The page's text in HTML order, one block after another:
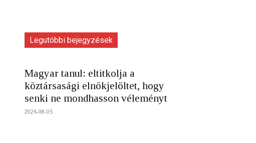
Legutóbbi bejegyzések
Magyar tanul: eltitkolja a
köztársasági elnökjelöltet, hogy
senki ne mondhasson véleményt
2026-08-05